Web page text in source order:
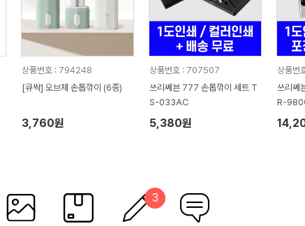
상품번호 : 794248
[큐싹] 오브제 손톱깎이 (6종)
3,760원
상품번호 : 707507
쓰리쎄븐 777 손톱깎이 세트 T
S-033AC
5,380원
상품
쓰리쎄
R-
3